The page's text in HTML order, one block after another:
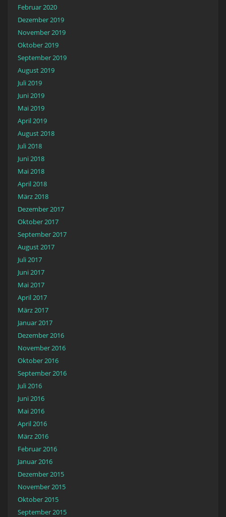
Februar 2020
Dezember 2019
November 2019
Oktober 2019
September 2019
August 2019
Juli 2019
Juni 2019
Mai 2019
April 2019
August 2018
Juli 2018
Juni 2018
Mai 2018
April 2018
März 2018
Dezember 2017
Oktober 2017
September 2017
August 2017
Juli 2017
Juni 2017
Mai 2017
April 2017
März 2017
Januar 2017
Dezember 2016
November 2016
Oktober 2016
September 2016
Juli 2016
Juni 2016
Mai 2016
April 2016
März 2016
Februar 2016
Januar 2016
Dezember 2015
November 2015
Oktober 2015
September 2015